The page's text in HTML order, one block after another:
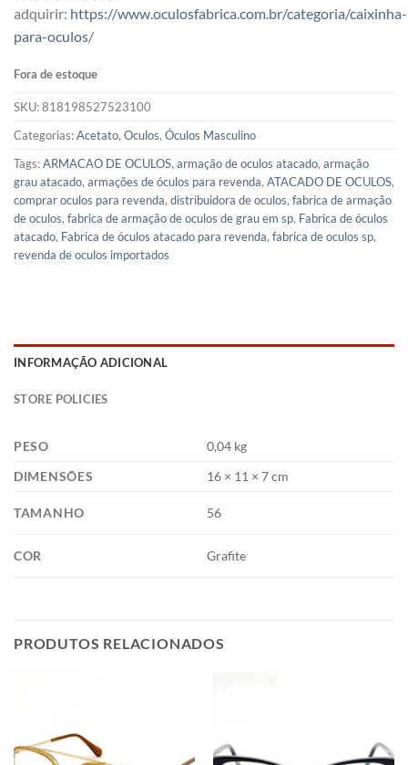
adquirir: https://www.oculosfabrica.com.br/categoria/caixinha-
para-oculos/
Fora de estoque
SKU:818198527523100
Categorias:Acetato, Oculos, Óculos Masculino
Tags:ARMACAO DE OCULOS, armação de oculos atacado, armação
grau atacado, armações de óculos para revenda, ATACADO DE OCULOS,
comprar oculos para revenda, distribuidora de oculos, fabrica de armação
de oculos, fabrica de armação de oculos de grau em sp, Fabrica de óculos
atacado, Fabrica de óculos atacado para revenda, fabrica de oculos sp,
revenda de oculos importados
INFORMAÇÃO ADICIONAL
STORE POLICIES
PESO
0,04 kg
DIMENSÕES
16 × 11 × 7 cm
TAMANHO 56
COR Grafite
PRODUTOS RELACIONADOS